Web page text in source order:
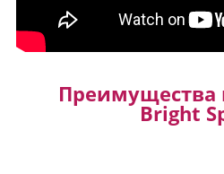
Преимущества
Bright